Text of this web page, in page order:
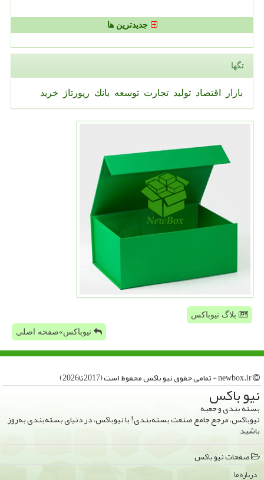
جدیدترین ها
تگها
بازار اقتصاد تولید تجارت توسعه بانك رپورتاژ خرید
بلاگ نیوباکس
نیوباکس»صفحه اصلی
نیو باكس
بسته بندی و جعبه
نیوباکس، مرجع جامع صنعت بسته‌بندی! با نیوباکس، در دنیای بسته‌بندی به‌روز
باشید
صفحات نیو باكس
درباره ما